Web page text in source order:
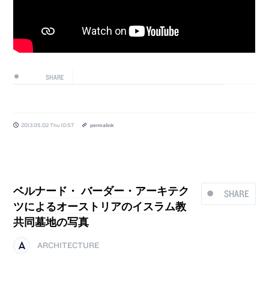
SHARE
2013.05.02 Thu 10:57 permalink
SHARE
ベルナード・ バーダー・アーキテク
ツによるオーストリアのイスラム教
共同墓地の写真
ARCHITECTURE